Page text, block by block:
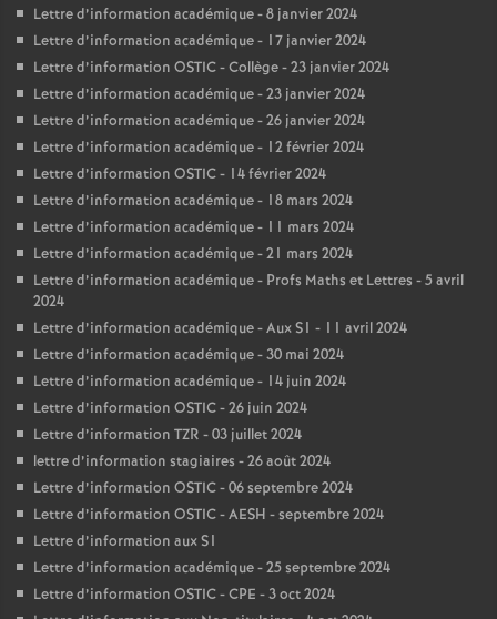
Lettre d’information académique - 8 janvier 2024
Lettre d’information académique - 17 janvier 2024
Lettre d’information OSTIC - Collège - 23 janvier 2024
Lettre d’information académique - 23 janvier 2024
Lettre d’information académique - 26 janvier 2024
Lettre d’information académique - 12 février 2024
Lettre d’information OSTIC - 14 février 2024
Lettre d’information académique - 18 mars 2024
Lettre d’information académique - 11 mars 2024
Lettre d’information académique - 21 mars 2024
Lettre d’information académique - Profs Maths et Lettres - 5 avril
2024
Lettre d’information académique - Aux S1 - 11 avril 2024
Lettre d’information académique - 30 mai 2024
Lettre d’information académique - 14 juin 2024
Lettre d’information OSTIC - 26 juin 2024
Lettre d’information TZR - 03 juillet 2024
lettre d’information stagiaires - 26 août 2024
Lettre d’information OSTIC - 06 septembre 2024
Lettre d’information OSTIC - AESH - septembre 2024
Lettre d’information aux S1
Lettre d’information académique - 25 septembre 2024
Lettre d’information OSTIC - CPE - 3 oct 2024